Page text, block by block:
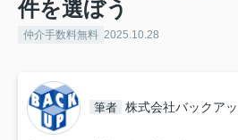
件を選ぼう
仲介手数料無料 2025.10.28
筆者 株式会社バックア